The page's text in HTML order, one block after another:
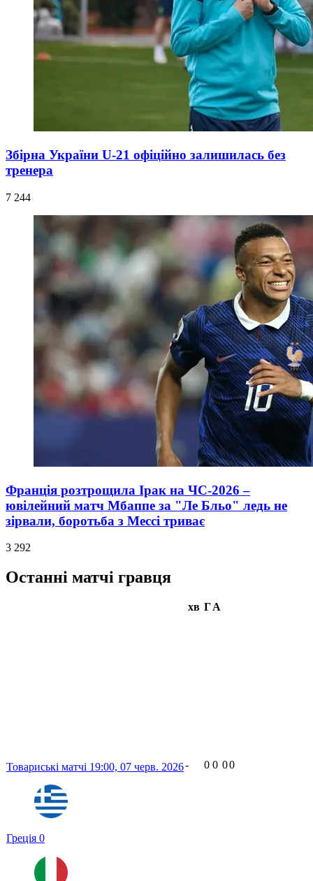
Збірна України U-21 офіційно залишилась без
тренера
7 244
Франція розтрощила Ірак на ЧС-2026 –
ювілейний матч Мбаппе за "Ле Бльо" ледь не
зірвали, боротьба з Мессі триває
3 292
Останні матчі гравця
хв ГА
Товариські матчі 19:00, 07 черв. 2026
Греція 0
- 0 0 00